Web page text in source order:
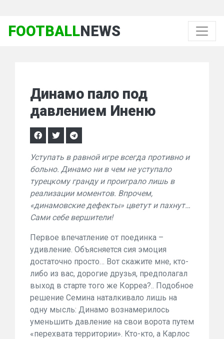
FOOTBALLNEWS
Динамо пало под
давлением Иненю
Уступать в равной игре всегда противно и
больно. Динамо ни в чем не уступало
турецкому гранду и проиграло лишь в
реализации моментов. Впрочем,
«динамовские дефекты» цветут и пахнут…
Сами себе вершители!
Первое впечатление от поединка –
удивление. Объясняется сия эмоция
достаточно просто… Вот скажите мне, кто-
либо из вас, дорогие друзья, предполагал
выход в старте того же Корреа?.. Подобное
решение Семина наталкивало лишь на
одну мысль: Динамо вознамерилось
уменьшить давление на свои ворота путем
«перехвата территории». Кто-кто, а Карлос